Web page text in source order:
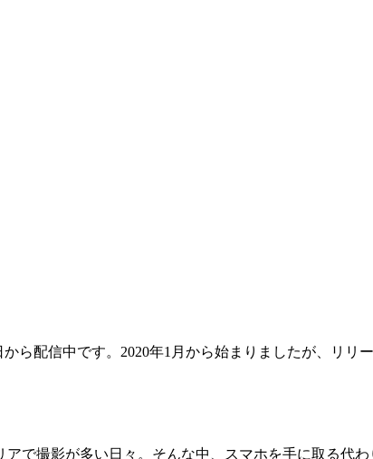
ら配信中です。2020年1月から始まりましたが、リリ
で撮影が多い日々。そんな中、スマホを手に取る代